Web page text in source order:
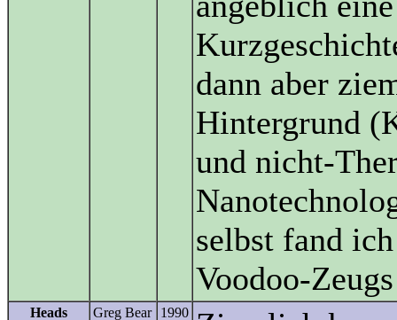
dann aber
Hintergrund
und nicht-
selbst fand
Voodoo-
Heads Greg Bear 1990